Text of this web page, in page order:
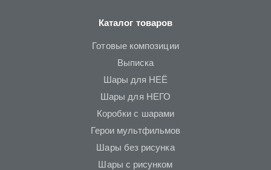
Каталог товаров
Готовые композиции
Выписка
Шары для НЕЁ
Шары для НЕГО
Коробки с шарами
Герои мультфильмов
Шары без рисунка
Шары с рисунком